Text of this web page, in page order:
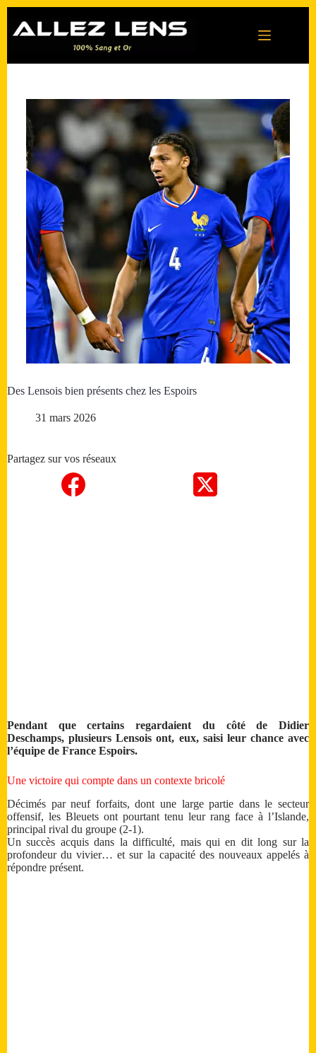
contenu
Des Lensois bien présents chez les Espoirs
31 mars 2026
Partagez sur vos réseaux
Pendant que certains regardaient du côté de Didier
Deschamps, plusieurs Lensois ont, eux, saisi leur chance avec
l’équipe de France Espoirs.
Une victoire qui compte dans un contexte bricolé
Décimés par neuf forfaits, dont une large partie dans le secteur
offensif, les Bleuets ont pourtant tenu leur rang face à l’Islande,
principal rival du groupe (2-1).
Un succès acquis dans la difficulté, mais qui en dit long sur la
profondeur du vivier… et sur la capacité des nouveaux appelés à
répondre présent.